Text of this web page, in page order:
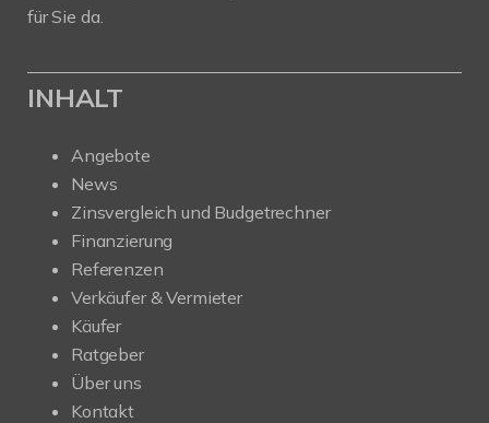
für Sie da.
INHALT
Angebote
News
Zinsvergleich und Budgetrechner
Finanzierung
Referenzen
Verkäufer & Vermieter
Käufer
Ratgeber
Über uns
Kontakt